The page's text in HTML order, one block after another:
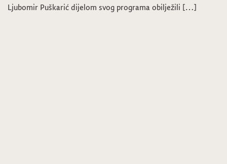
Ljubomir Puškarić dijelom svog programa obilježili […]